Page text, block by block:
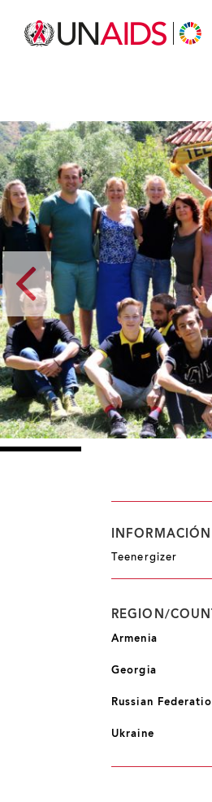
Los participantes de la primera reunión de
Teenergizer
REGION/
Armenia
Georgia
Russian
Ukraine